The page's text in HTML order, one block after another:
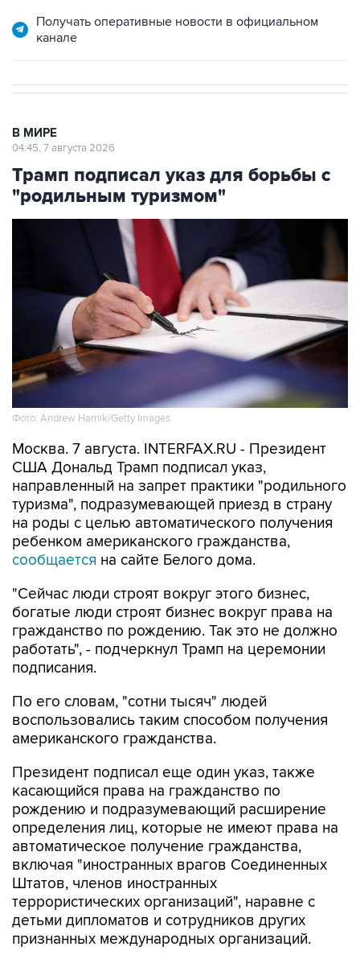
Получать оперативные новости в официальном
канале
В МИРЕ
04:45, 7 августа 2026
Трамп подписал указ для борьбы с
"родильным туризмом"
Фото: Andrew Harnik/Getty Images
Москва. 7 августа. INTERFAX.RU - Президент
США Дональд Трамп подписал указ,
направленный на запрет практики "родильного
туризма", подразумевающей приезд в страну
на роды с целью автоматического получения
ребенком американского гражданства,
сообщается на сайте Белого дома.
"Сейчас люди строят вокруг этого бизнес,
богатые люди строят бизнес вокруг права на
гражданство по рождению. Так это не должно
работать", - подчеркнул Трамп на церемонии
подписания.
По его словам, "сотни тысяч" людей
воспользовались таким способом получения
американского гражданства.
Президент подписал еще один указ, также
касающийся права на гражданство по
рождению и подразумевающий расширение
определения лиц, которые не имеют права на
автоматическое получение гражданства,
включая "иностранных врагов Соединенных
Штатов, членов иностранных
террористических организаций", наравне с
детьми дипломатов и сотрудников других
признанных международных организаций.